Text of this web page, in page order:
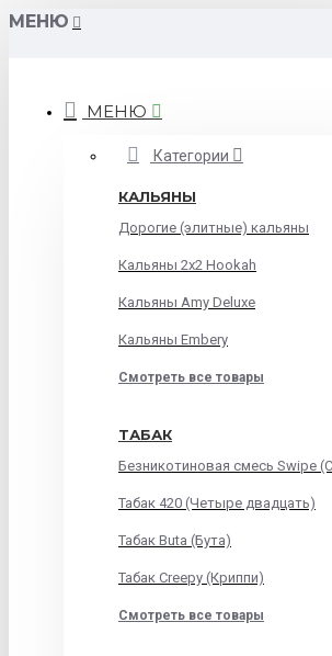
МЕНЮ
МЕНЮ
Категории
КАЛЬЯНЫ
Дорогие (элитные) кальяны
Кальяны 2х2 Hookah
Кальяны Amy Deluxe
Кальяны Embery
Смотреть все товары
ТАБАК
Безникотиновая смесь Swipe
Табак 420 (Четыре двадцать)
Табак Buta (Бута)
Табак Creepy (Криппи)
Смотреть все товары